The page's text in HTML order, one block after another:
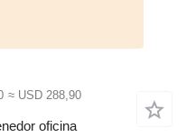
≈ USD 288,90
oficina